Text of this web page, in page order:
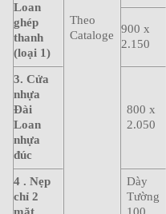
Theo
Cataloge
Loan
ghép
thanh
(loại 1)
900 x
2.150
3. Cửa
nhựa
Đài
Loan
nhựa
đúc
800 x
2.050
4 . Nẹp
chỉ 2
Dày
Tường